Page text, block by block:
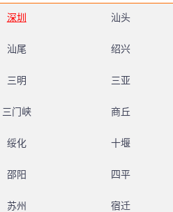
深圳 汕头
汕尾 绍兴
三明 三亚
三门峡 商丘
绥化 十堰
邵阳 四平
苏州 宿迁